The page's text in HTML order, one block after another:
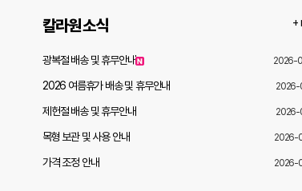
칼라원 소식 +
광복절 배송 및 휴무안내 2026-
2026 여름휴가 배송 및 휴무안내 2026-
제헌절 배송 및 휴무안내 2026-
목형 보관 및 사용 안내 2026-
가격 조정 안내 2026-